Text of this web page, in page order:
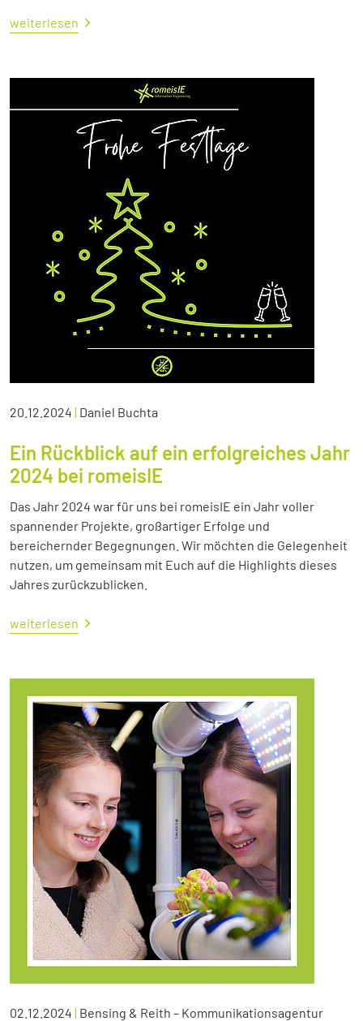
weiterlesen
20.12.2024 | Daniel Buchta
Ein Rückblick auf ein erfolgreiches Jahr
2024 bei romeisIE
Das Jahr 2024 war für uns bei romeisIE ein Jahr voller
spannender Projekte, großartiger Erfolge und
bereichernder Begegnungen. Wir möchten die Gelegenheit
nutzen, um gemeinsam mit Euch auf die Highlights dieses
Jahres zurückzublicken.
weiterlesen
02.12.2024 | Bensing & Reith – Kommunikationsagentur